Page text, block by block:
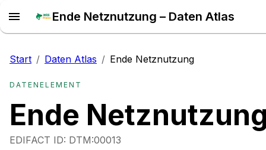
Ende Netznutzung – Daten Atlas
Start / Daten Atlas / Ende Netznutzung
DATENELEMENT
Ende
EDIFACT ID: DTM:00013